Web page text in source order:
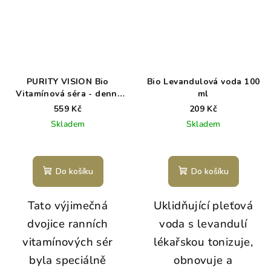
PURITY VISION Bio
Vitamínová séra - denní
sada
559 Kč
Skladem
Do košíku
Tato výjimečná
dvojice ranních
vitamínových sér
byla speciálně
Bio Levandulová voda 100
ml
209 Kč
Skladem
Do košíku
Uklidňující pleťová
voda s levandulí
lékařskou tonizuje,
obnovuje a